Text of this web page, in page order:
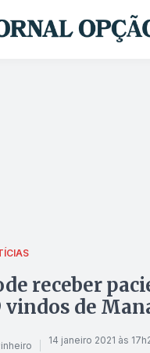
receber
vindos de
14 janeiro 2021 às